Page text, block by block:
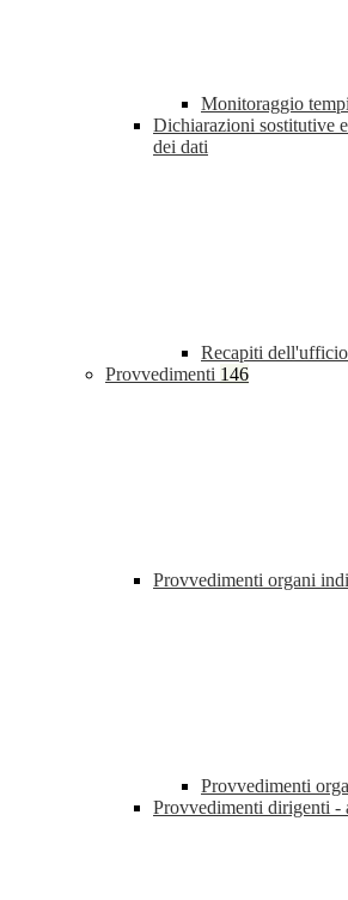
Monitoraggio
Dichiarazioni sostitutive
dei dati
Recapiti
Provvedimenti 146
Provvedimenti organi
Provvedimenti
Provvedimenti dirigenti -